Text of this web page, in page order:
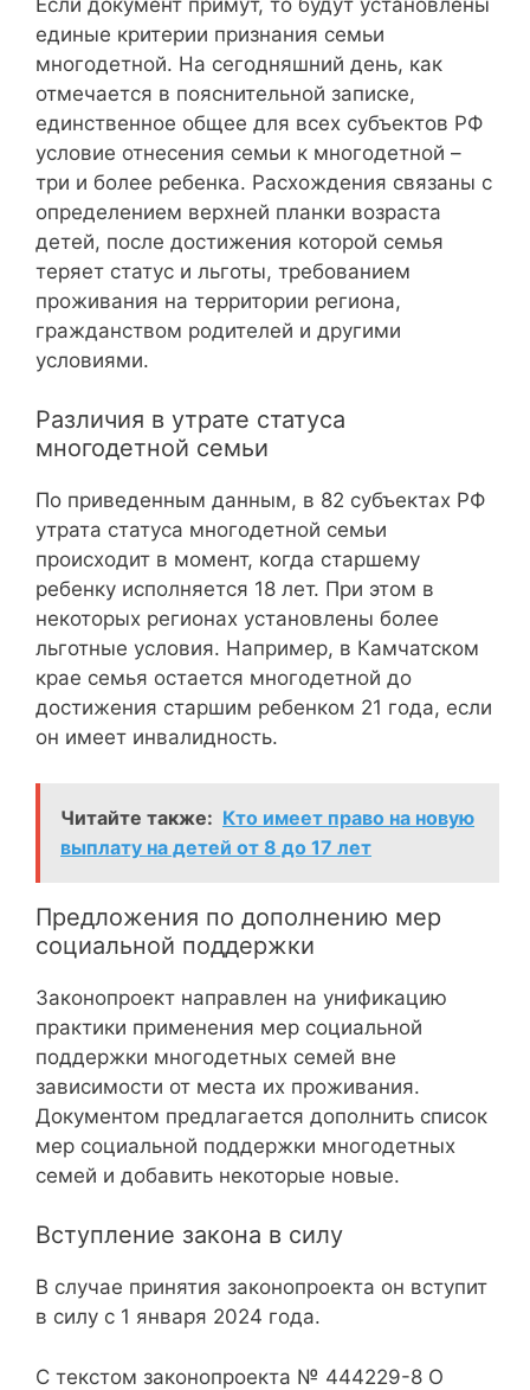
единые критерии признания семьи
многодетной. На сегодняшний день, как
отмечается в пояснительной записке,
единственное общее для всех субъектов РФ
условие отнесения семьи к многодетной –
три и более ребенка. Расхождения связаны с
определением верхней планки возраста
детей, после достижения которой семья
теряет статус и льготы, требованием
проживания на территории региона,
гражданством родителей и другими
условиями.
Различия в утрате статуса
многодетной семьи
По приведенным данным, в 82 субъектах РФ
утрата статуса многодетной семьи
происходит в момент, когда старшему
ребенку исполняется 18 лет. При этом в
некоторых регионах установлены более
льготные условия. Например, в Камчатском
крае семья остается многодетной до
достижения старшим ребенком 21 года, если
он имеет инвалидность.
Читайте также: Кто имеет право на новую
выплату на детей от 8 до 17 лет
Предложения по дополнению мер
социальной поддержки
Законопроект направлен на унификацию
практики применения мер социальной
поддержки многодетных семей вне
зависимости от места их проживания.
Документом предлагается дополнить список
мер социальной поддержки многодетных
семей и добавить некоторые новые.
Вступление закона в силу
В случае принятия законопроекта он вступит
в силу с 1 января 2024 года.
С текстом законопроекта № 444229-8 О